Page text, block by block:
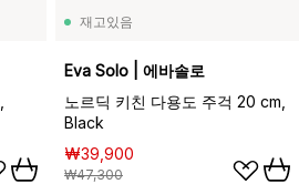
재고있음
Eva Solo | 에바솔로
노르딕 키친 다용도 주걱 20 cm,
Black
₩39,900
₩47,300